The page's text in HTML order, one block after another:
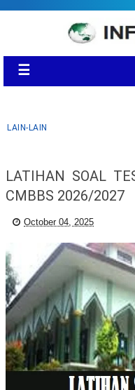
☰
LAIN-LAIN
LATIHAN SOAL
CMBBS 2026/2027
October 04, 2025